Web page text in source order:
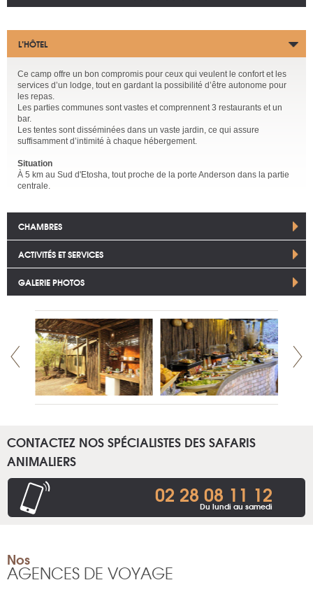
L’HÔTEL
Ce camp offre un bon compromis pour ceux qui veulent le confort et les
services d’un lodge, tout en gardant la possibilité d’être autonome pour
les repas.
Les parties communes sont vastes et comprennent 3 restaurants et un
bar.
Les tentes sont disséminées dans un vaste jardin, ce qui assure
suffisamment d’intimité à chaque hébergement.
Situation
À 5 km au Sud d'Etosha, tout proche de la porte Anderson dans la partie
centrale.
CHAMBRES
ACTIVITÉS ET SERVICES
GALERIE PHOTOS
CONTACTEZ NOS SPÉCIALISTES DES SAFARIS
ANIMALIERS
02 28 08 11 12
Du lundi au samedi
Nos
AGENCES DE VOYAGE